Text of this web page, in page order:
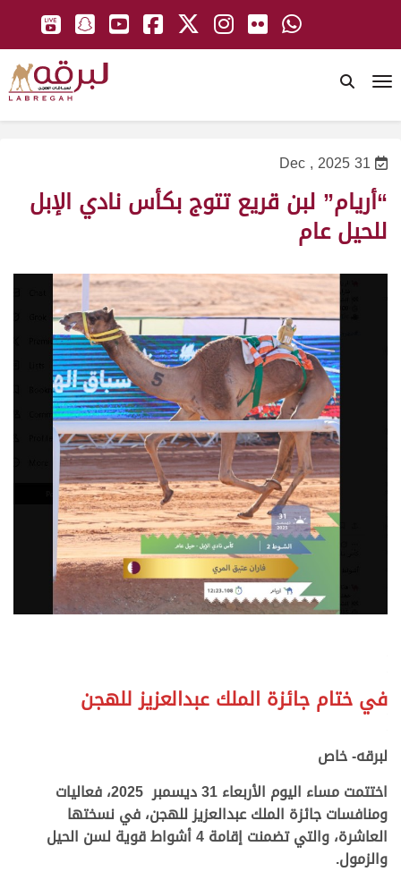
31 Dec , 2025
“أريام” لبن قريع تتوج بكأس نادي الإبل
للحيل عام
في ختام جائزة الملك عبدالعزيز للهجن
لبرقه- خاص
اختتمت مساء اليوم الأربعاء 31 ديسمبر 2025، فعاليات
ومنافسات جائزة الملك عبدالعزيز للهجن، في نسختها
العاشرة، والتي تضمنت إقامة 4 أشواط قوية لسن الحيل
والزمول.